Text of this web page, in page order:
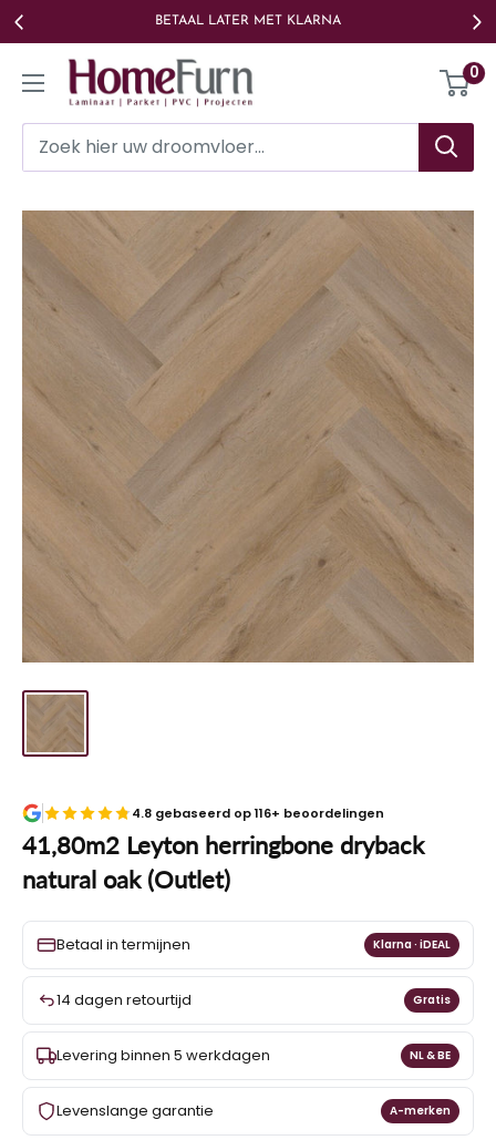
Ga
naar
BETAAL LATER MET KLARNA
Homefurn 0
4.8 gebaseerd op 116+ beoordelingen
41,80m2 Leyton herringbone dryback
natural oak (Outlet)
Betaal in termijnen Klarna · iDEAL
14 dagen retourtijd Gratis
Levering binnen 5 werkdagen NL & BE
Levenslange garantie A-merken